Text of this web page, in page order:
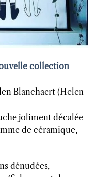
collection
Blanchaert (Helen
joliment décalée
de céramique,
dénudées,